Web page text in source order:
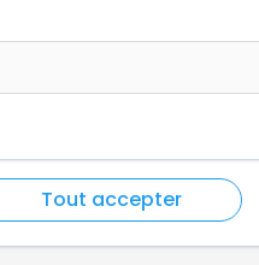
Tout accepter